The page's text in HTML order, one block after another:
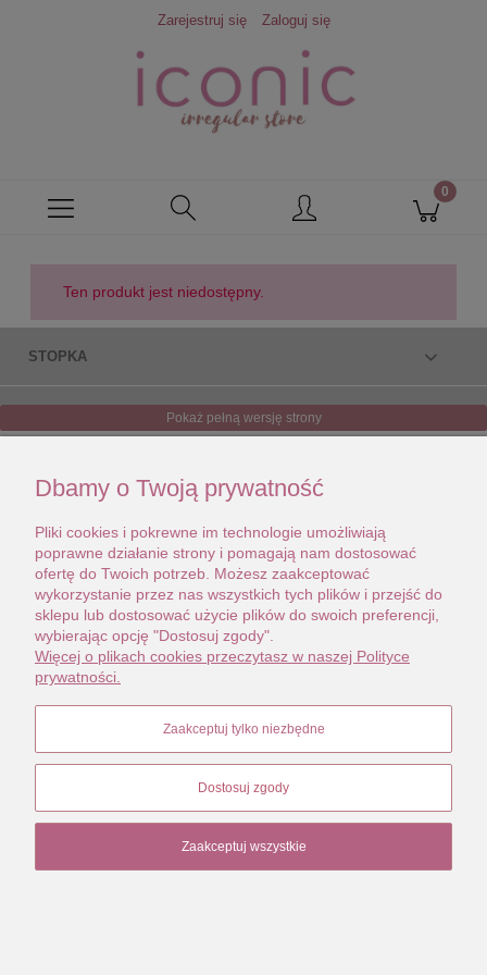
Zarejestruj się Zaloguj się
Ten produkt jest niedostępny.
STOPKA
Pokaż pełną wersję strony
Dbamy o Twoją prywatność
Pliki cookies i pokrewne im technologie umożliwiają
poprawne działanie strony i pomagają nam dostosować
ofertę do Twoich potrzeb. Możesz zaakceptować
wykorzystanie przez nas wszystkich tych plików i przejść do
sklepu lub dostosować użycie plików do swoich preferencji,
wybierając opcję "Dostosuj zgody".
Więcej o plikach cookies przeczytasz w naszej Polityce
prywatności.
Zaakceptuj tylko niezbędne
Dostosuj zgody
Zaakceptuj wszystkie